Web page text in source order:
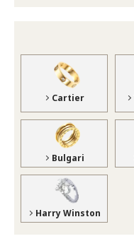
Cartier
Bulgari
Harry Winston